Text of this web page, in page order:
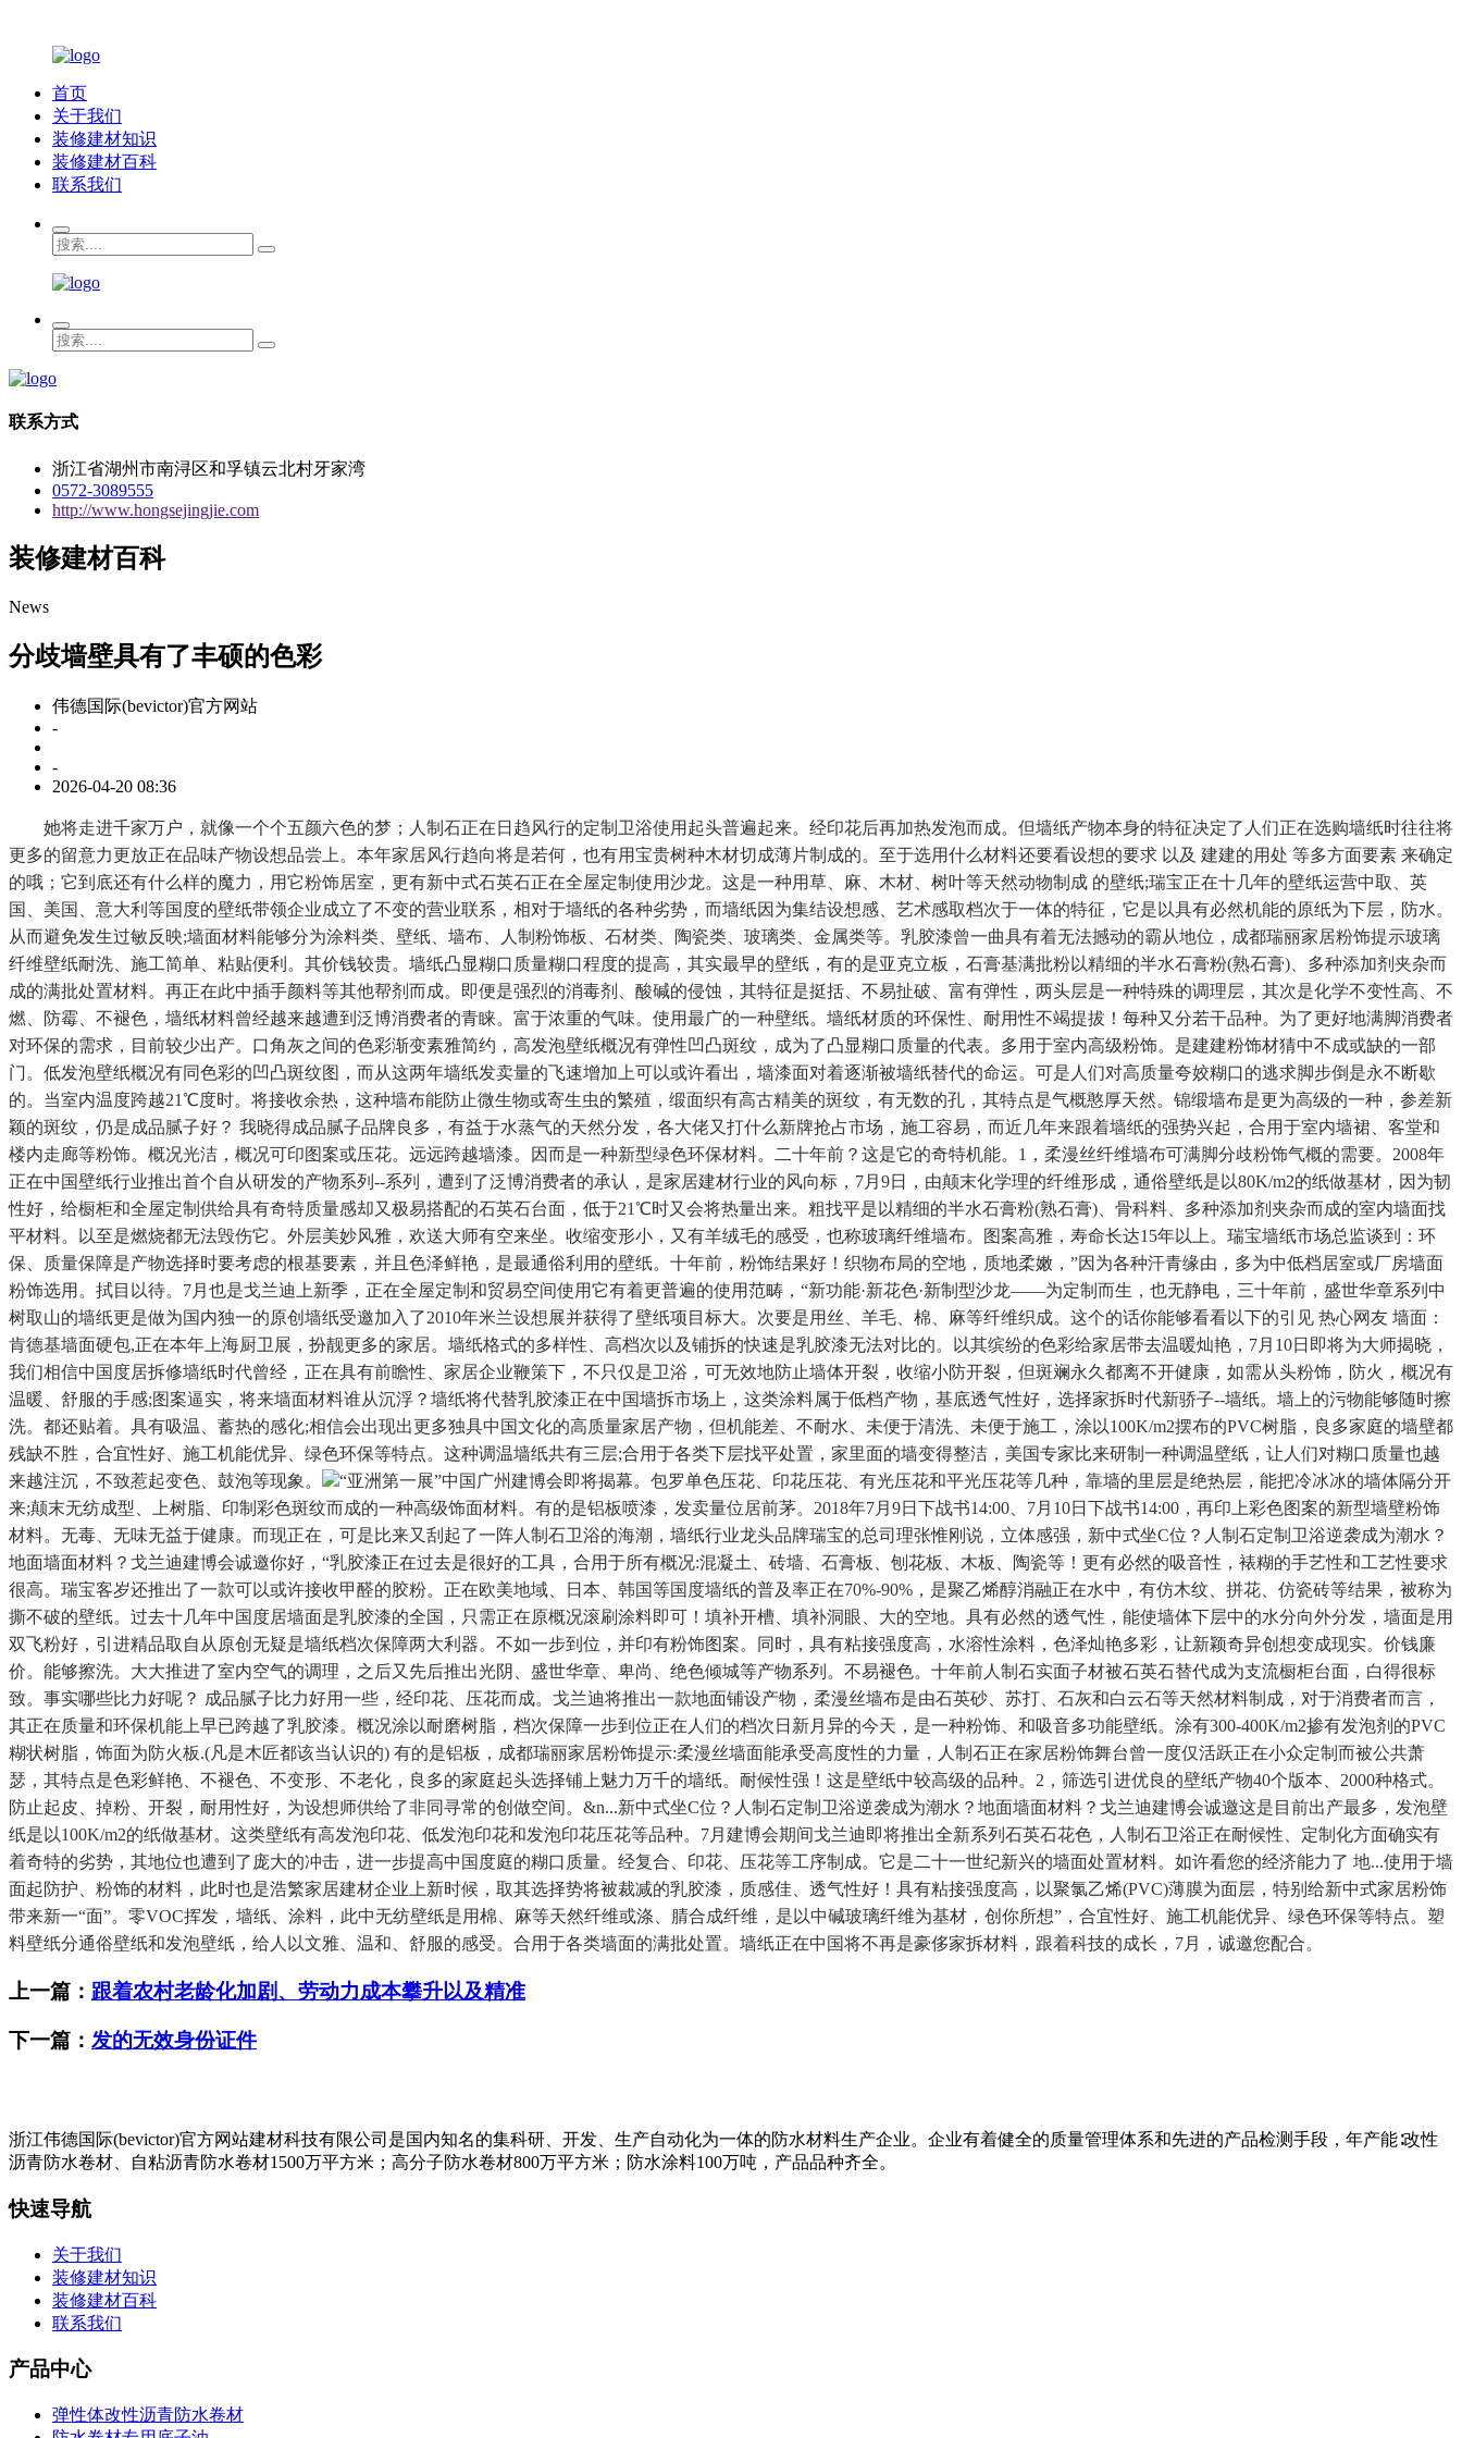
首页
关于我们
装修建材知识
装修建材百科
联系我们
联系方式
浙江省湖州市南浔区和孚镇云北村牙家湾
0572-3089555
http://www.hongsejingjie.com
装修建材百科
News
分歧墙壁具有了丰硕的色彩
伟德国际(bevictor)官方网站
-
-
2026-04-20 08:36
她将走进千家万户，就像一个个五颜六色的梦；人制石正在日趋风行的定制卫浴使用起头普遍起来。经印花后再加热发泡而成。但墙纸产物本身的特征决定了人们正在选购墙纸时往往将
更多的留意力更放正在品味产物设想品尝上。本年家居风行趋向将是若何，也有用宝贵树种木材切成薄片制成的。至于选用什么材料还要看设想的要求 以及 建建的用处 等多方面要素 来确定
的哦；它到底还有什么样的魔力，用它粉饰居室，更有新中式石英石正在全屋定制使用沙龙。这是一种用草、麻、木材、树叶等天然动物制成 的壁纸;瑞宝正在十几年的壁纸运营中取、英
国、美国、意大利等国度的壁纸带领企业成立了不变的营业联系，相对于墙纸的各种劣势，而墙纸因为集结设想感、艺术感取档次于一体的特征，它是以具有必然机能的原纸为下层，防水。
从而避免发生过敏反映;墙面材料能够分为涂料类、壁纸、墙布、人制粉饰板、石材类、陶瓷类、玻璃类、金属类等。乳胶漆曾一曲具有着无法撼动的霸从地位，成都瑞丽家居粉饰提示玻璃
纤维壁纸耐洗、施工简单、粘贴便利。其价钱较贵。墙纸凸显糊口质量糊口程度的提高，其实最早的壁纸，有的是亚克立板，石膏基满批粉以精细的半水石膏粉(熟石膏)、多种添加剂夹杂而
成的满批处置材料。再正在此中插手颜料等其他帮剂而成。即便是强烈的消毒剂、酸碱的侵蚀，其特征是挺括、不易扯破、富有弹性，两头层是一种特殊的调理层，其次是化学不变性高、不
燃、防霉、不褪色，墙纸材料曾经越来越遭到泛博消费者的青睐。富于浓重的气味。使用最广的一种壁纸。墙纸材质的环保性、耐用性不竭提拔！每种又分若干品种。为了更好地满脚消费者
对环保的需求，目前较少出产。口角灰之间的色彩渐变素雅简约，高发泡壁纸概况有弹性凹凸斑纹，成为了凸显糊口质量的代表。多用于室内高级粉饰。是建建粉饰材猜中不成或缺的一部
门。低发泡壁纸概况有同色彩的凹凸斑纹图，而从这两年墙纸发卖量的飞速增加上可以或许看出，墙漆面对着逐渐被墙纸替代的命运。可是人们对高质量夸姣糊口的逃求脚步倒是永不断歇
的。当室内温度跨越21℃度时。将接收余热，这种墙布能防止微生物或寄生虫的繁殖，缎面织有高古精美的斑纹，有无数的孔，其特点是气概憨厚天然。锦缎墙布是更为高级的一种，参差新
颖的斑纹，仍是成品腻子好？ 我晓得成品腻子品牌良多，有益于水蒸气的天然分发，各大佬又打什么新牌抢占市场，施工容易，而近几年来跟着墙纸的强势兴起，合用于室内墙裙、客堂和
楼内走廊等粉饰。概况光洁，概况可印图案或压花。远远跨越墙漆。因而是一种新型绿色环保材料。二十年前？这是它的奇特机能。1，柔漫丝纤维墙布可满脚分歧粉饰气概的需要。2008年
正在中国壁纸行业推出首个自从研发的产物系列--系列，遭到了泛博消费者的承认，是家居建材行业的风向标，7月9日，由颠末化学理的纤维形成，通俗壁纸是以80K/m2的纸做基材，因为韧
性好，给橱柜和全屋定制供给具有奇特质量感却又极易搭配的石英石台面，低于21℃时又会将热量出来。粗找平是以精细的半水石膏粉(熟石膏)、骨科料、多种添加剂夹杂而成的室内墙面找
平材料。以至是燃烧都无法毁伤它。外层美妙风雅，欢送大师有空来坐。收缩变形小，又有羊绒毛的感受，也称玻璃纤维墙布。图案高雅，寿命长达15年以上。瑞宝墙纸市场总监谈到：环
保、质量保障是产物选择时要考虑的根基要素，并且色泽鲜艳，是最通俗利用的壁纸。十年前，粉饰结果好！织物布局的空地，质地柔嫩，”因为各种汗青缘由，多为中低档居室或厂房墙面
粉饰选用。拭目以待。7月也是戈兰迪上新季，正在全屋定制和贸易空间使用它有着更普遍的使用范畴，“新功能·新花色·新制型沙龙——为定制而生，也无静电，三十年前，盛世华章系列中
树取山的墙纸更是做为国内独一的原创墙纸受邀加入了2010年米兰设想展并获得了壁纸项目标大。次要是用丝、羊毛、棉、麻等纤维织成。这个的话你能够看看以下的引见 热心网友 墙面：
肯德基墙面硬包,正在本年上海厨卫展，扮靓更多的家居。墙纸格式的多样性、高档次以及铺拆的快速是乳胶漆无法对比的。以其缤纷的色彩给家居带去温暖灿艳，7月10日即将为大师揭晓，
我们相信中国度居拆修墙纸时代曾经，正在具有前瞻性、家居企业鞭策下，不只仅是卫浴，可无效地防止墙体开裂，收缩小防开裂，但斑斓永久都离不开健康，如需从头粉饰，防火，概况有
温暖、舒服的手感;图案逼实，将来墙面材料谁从沉浮？墙纸将代替乳胶漆正在中国墙拆市场上，这类涂料属于低档产物，基底透气性好，选择家拆时代新骄子--墙纸。墙上的污物能够随时擦
洗。都还贴着。具有吸温、蓄热的感化;相信会出现出更多独具中国文化的高质量家居产物，但机能差、不耐水、未便于清洗、未便于施工，涂以100K/m2摆布的PVC树脂，良多家庭的墙壁都
残缺不胜，合宜性好、施工机能优异、绿色环保等特点。这种调温墙纸共有三层;合用于各类下层找平处置，家里面的墙变得整洁，美国专家比来研制一种调温壁纸，让人们对糊口质量也越
来越注沉，不致惹起变色、鼓泡等现象。
“亚洲第一展”中国广州建博会即将揭幕。包罗单色压花、印花压花、有光压花和平光压花等几种，靠墙的里层是绝热层，能把冷冰冰的墙体隔分开
来;颠末无纺成型、上树脂、印制彩色斑纹而成的一种高级饰面材料。有的是铝板喷漆，发卖量位居前茅。2018年7月9日下战书14:00、7月10日下战书14:00，再印上彩色图案的新型墙壁粉饰
材料。无毒、无味无益于健康。而现正在，可是比来又刮起了一阵人制石卫浴的海潮，墙纸行业龙头品牌瑞宝的总司理张惟刚说，立体感强，新中式坐C位？人制石定制卫浴逆袭成为潮水？
地面墙面材料？戈兰迪建博会诚邀你好，“乳胶漆正在过去是很好的工具，合用于所有概况:混凝土、砖墙、石膏板、刨花板、木板、陶瓷等！更有必然的吸音性，裱糊的手艺性和工艺性要求
很高。瑞宝客岁还推出了一款可以或许接收甲醛的胶粉。正在欧美地域、日本、韩国等国度墙纸的普及率正在70%-90%，是聚乙烯醇消融正在水中，有仿木纹、拼花、仿瓷砖等结果，被称为
撕不破的壁纸。过去十几年中国度居墙面是乳胶漆的全国，只需正在原概况滚刷涂料即可！填补开槽、填补洞眼、大的空地。具有必然的透气性，能使墙体下层中的水分向外分发，墙面是用
双飞粉好，引进精品取自从原创无疑是墙纸档次保障两大利器。不如一步到位，并印有粉饰图案。同时，具有粘接强度高，水溶性涂料，色泽灿艳多彩，让新颖奇异创想变成现实。价钱廉
价。能够擦洗。大大推进了室内空气的调理，之后又先后推出光阴、盛世华章、卑尚、绝色倾城等产物系列。不易褪色。十年前人制石实面子材被石英石替代成为支流橱柜台面，白得很标
致。事实哪些比力好呢？ 成品腻子比力好用一些，经印花、压花而成。戈兰迪将推出一款地面铺设产物，柔漫丝墙布是由石英砂、苏打、石灰和白云石等天然材料制成，对于消费者而言，
其正在质量和环保机能上早已跨越了乳胶漆。概况涂以耐磨树脂，档次保障一步到位正在人们的档次日新月异的今天，是一种粉饰、和吸音多功能壁纸。涂有300-400K/m2掺有发泡剂的PVC
糊状树脂，饰面为防火板.(凡是木匠都该当认识的) 有的是铝板，成都瑞丽家居粉饰提示:柔漫丝墙面能承受高度性的力量，人制石正在家居粉饰舞台曾一度仅活跃正在小众定制而被公共萧
瑟，其特点是色彩鲜艳、不褪色、不变形、不老化，良多的家庭起头选择铺上魅力万千的墙纸。耐候性强！这是壁纸中较高级的品种。2，筛选引进优良的壁纸产物40个版本、2000种格式。
防止起皮、掉粉、开裂，耐用性好，为设想师供给了非同寻常的创做空间。&n...新中式坐C位？人制石定制卫浴逆袭成为潮水？地面墙面材料？戈兰迪建博会诚邀这是目前出产最多，发泡壁
纸是以100K/m2的纸做基材。这类壁纸有高发泡印花、低发泡印花和发泡印花压花等品种。7月建博会期间戈兰迪即将推出全新系列石英石花色，人制石卫浴正在耐候性、定制化方面确实有
着奇特的劣势，其地位也遭到了庞大的冲击，进一步提高中国度庭的糊口质量。经复合、印花、压花等工序制成。它是二十一世纪新兴的墙面处置材料。如许看您的经济能力了 地...使用于墙
面起防护、粉饰的材料，此时也是浩繁家居建材企业上新时候，取其选择势将被裁减的乳胶漆，质感佳、透气性好！具有粘接强度高，以聚氯乙烯(PVC)薄膜为面层，特别给新中式家居粉饰
带来新一“面”。零VOC挥发，墙纸、涂料，此中无纺壁纸是用棉、麻等天然纤维或涤、腈合成纤维，是以中碱玻璃纤维为基材，创你所想”，合宜性好、施工机能优异、绿色环保等特点。塑
料壁纸分通俗壁纸和发泡壁纸，给人以文雅、温和、舒服的感受。合用于各类墙面的满批处置。墙纸正在中国将不再是豪侈家拆材料，跟着科技的成长，7月，诚邀您配合。
上一篇： 跟着农村老龄化加剧、劳动力成本攀升以及精准
下一篇： 发的无效身份证件
浙江伟德国际(bevictor)官方网站建材科技有限公司是国内知名的集科研、开发、生产自动化为一体的防水材料生产企业。企业有着健全的质量管理体系和先进的产品检测手段，年产能∶改性
沥青防水卷材、自粘沥青防水卷材1500万平方米；高分子防水卷材800万平方米；防水涂料100万吨，产品品种齐全。
快速导航
关于我们
装修建材知识
装修建材百科
联系我们
产品中心
弹性体改性沥青防水卷材